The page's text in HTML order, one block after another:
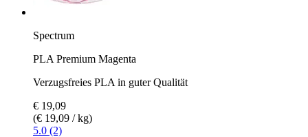
Spectrum
PLA Premium Magenta
Verzugsfreies PLA in guter Qualität
€ 19,09
(€ 19,09 / kg)
5.0 (2)